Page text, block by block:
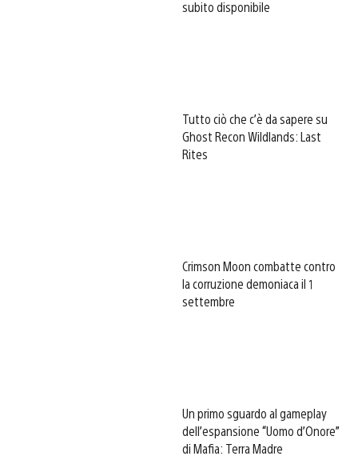
subito disponibile
Tutto ciò che c’è da sapere su
Ghost Recon Wildlands: Last
Rites
Crimson Moon combatte contro
la corruzione demoniaca il 1
settembre
Un primo sguardo al gameplay
dell’espansione “Uomo d’Onore”
di Mafia: Terra Madre